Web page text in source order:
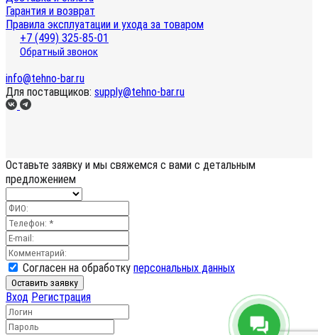
Гарантия и возврат
Правила эксплуатации и ухода за товаром
+7 (499) 325-85-01
Обратный звонок
info@tehno-bar.ru
Для поставщиков: supply@tehno-bar.ru
Оставьте заявку и мы свяжемся с вами с детальным
предложением
Согласен на обработку персональных данных
Оставить заявку
Вход Регистрация